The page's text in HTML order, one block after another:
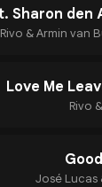
Rivo & Armin van
Love Me
Rivo
José Lucas